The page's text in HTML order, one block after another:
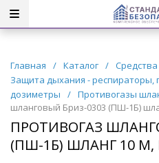
Главная / Каталог /
Защита дыхания - респираторы,
дозиметры
/ Противогазы
шланговый Бриз-0303 (ПШ-1Б)
ПРОТИВОГАЗ
(ПШ-1Б) ШЛАНГ 10 М,